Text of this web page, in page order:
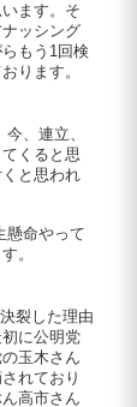
ます。そ
ッシング
もう1回検
ります。
、連立、
くると思
と思われ
命やって
。
裂した理由
に公明党
玉木さん
れており
高市さん